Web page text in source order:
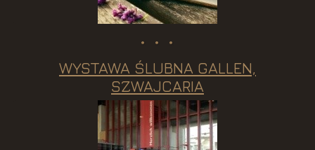
WYSTAWA ŚLUBNA GALLEN,
SZWAJCARIA